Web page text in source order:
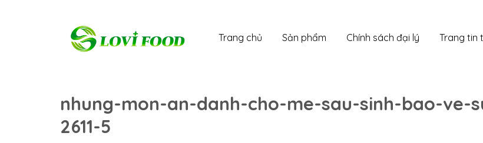
Trang chủ Sản phẩm Chính sách đại lý Trang tin
nhung-mon-an-danh-cho-me-sau-sinh-bao-ve-
2611-5